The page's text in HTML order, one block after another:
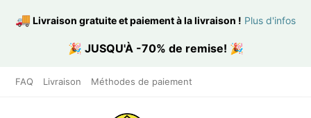
🚚 Livraison gratuite et paiement à la livraison ! Plus d'infos
🎉 JUSQU'À -70% de remise! 🎉
FAQ Livraison Méthodes de paiement